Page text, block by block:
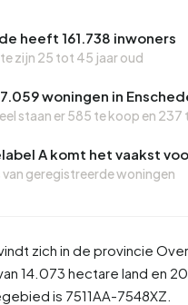
heeft 161.738 inwoners
zijn 25 tot 45 jaar oud
woningen in
staan er585 te koop en 237
A komt het vaakst
van geregistreerde woningen
zich in de provincie
14.073 hectare land en
is 7511AA-7548XZ.